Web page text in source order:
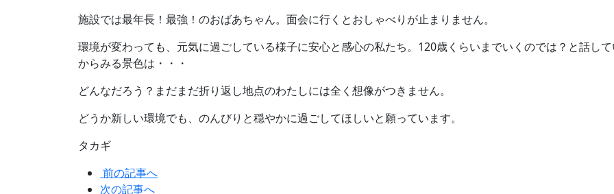
施設では最年長！最強！のおばあちゃん。面会に行くとおしゃべりが止まりません。
環境が変わっても、元気に過ごしている様子に安心と感心の私たち。120歳くらいまでいくのでは？と話し
からみる景色は・・・
どんなだろう？まだまだ折り返し地点のわたしには全く想像がつきません。
どうか新しい環境でも、のんびりと穏やかに過ごしてほしいと願っています。
タカギ
前の記事へ
次の記事へ